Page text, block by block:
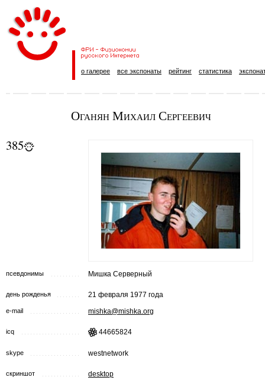
о галерее все экспонаты рейтинг статистика
Оганян Михаил Сергеевич
385
псевдонимы Мишка Серверный
день рожденья 21 февраля 1977 года
e-mail mishka@mishka.org
icq 44665824
skype westnetwork
скриншот desktop